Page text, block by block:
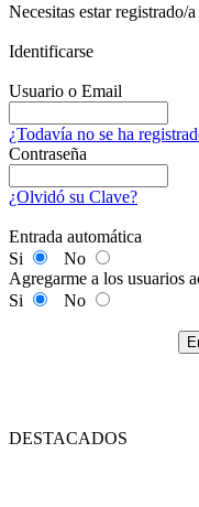
Necesitas estar registrado/
Identificarse
Usuario o Email
¿Todavía no se ha
Contraseña
¿Olvidó su Clave?
Entrada automática
Si
No
Agregarme a los usuarios
Si
No
DESTACADOS